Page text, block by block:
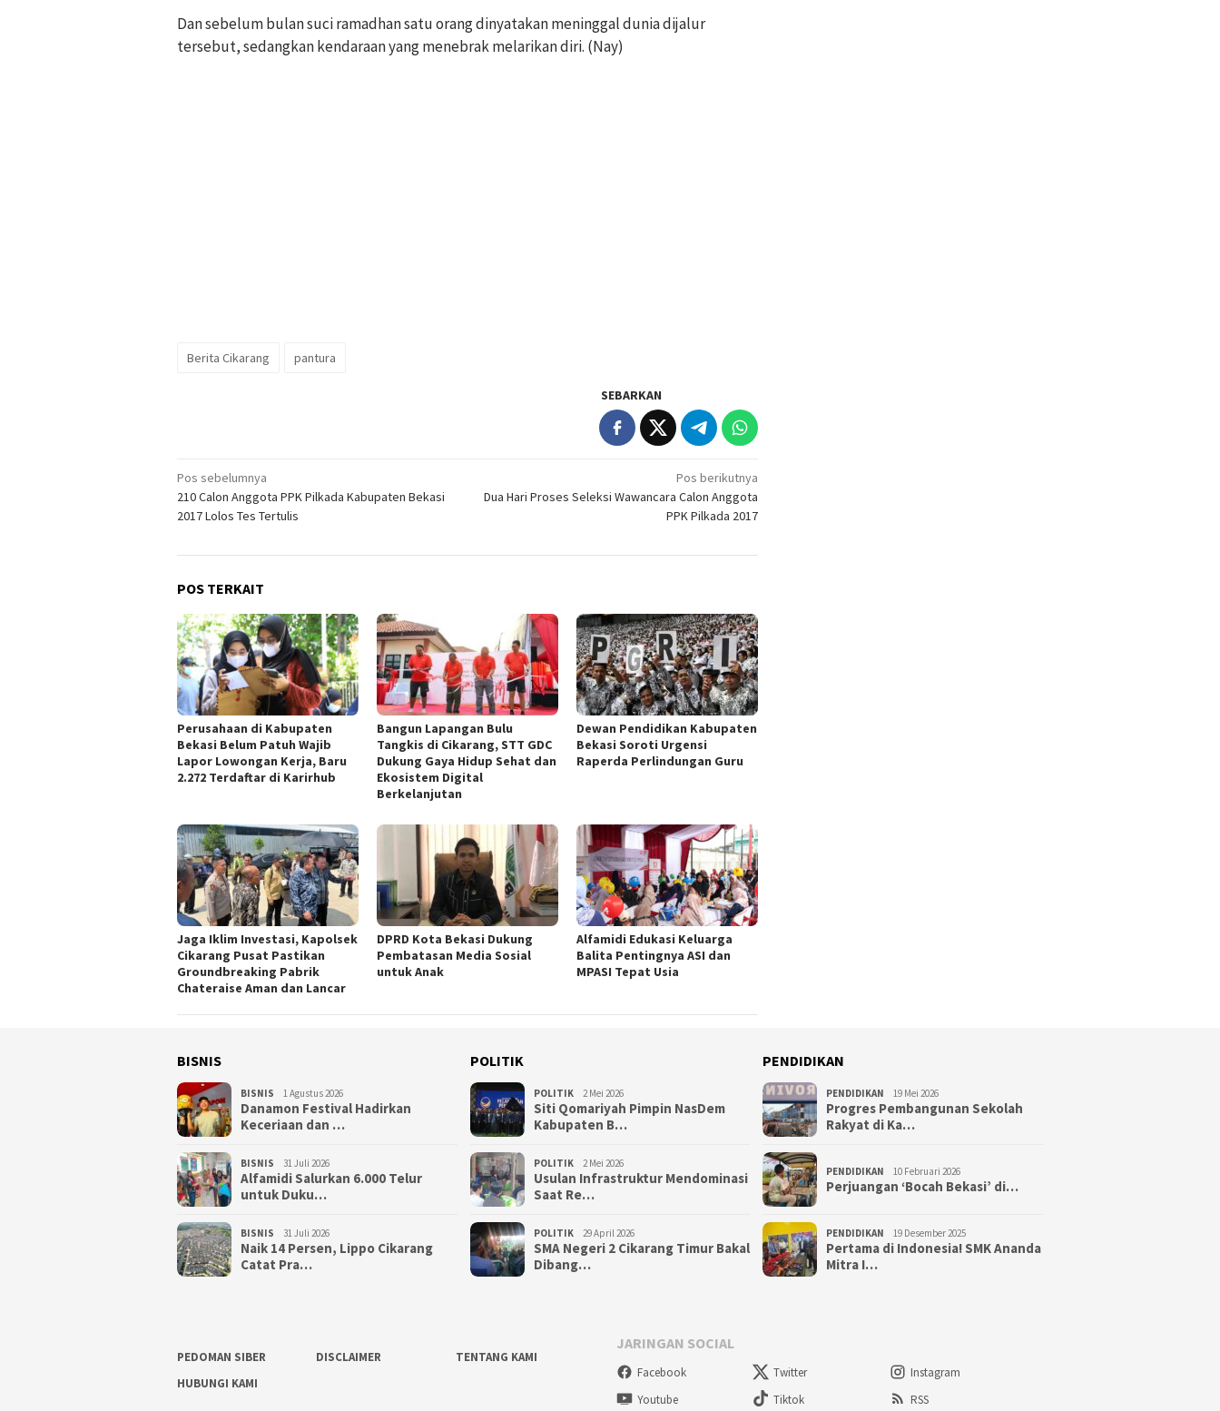
Dan sebelum bulan suci ramadhan satu orang dinyatakan meninggal dunia dijalur
tersebut, sedangkan kendaraan yang menebrak melarikan diri. (Nay)
Berita Cikarang pantura
SEBARKAN
Navigasi
pos
Pos sebelumnya
210 Calon Anggota PPK Pilkada Kabupaten Bekasi
2017 Lolos Tes Tertulis
Pos berikutnya
Dua Hari Proses Seleksi Wawancara Calon Anggota
PPK Pilkada 2017
POS TERKAIT
Perusahaan di Kabupaten
Bekasi Belum Patuh Wajib
Lapor Lowongan Kerja, Baru
2.272 Terdaftar di Karirhub
Bangun Lapangan Bulu
Tangkis di Cikarang, STT GDC
Dukung Gaya Hidup Sehat dan
Ekosistem Digital
Berkelanjutan
Dewan Pendidikan Kabupaten
Bekasi Soroti Urgensi
Raperda Perlindungan Guru
Jaga Iklim Investasi, Kapolsek
Cikarang Pusat Pastikan
Groundbreaking Pabrik
Chateraise Aman dan Lancar
DPRD Kota Bekasi Dukung
Pembatasan Media Sosial
untuk Anak
Alfamidi Edukasi Keluarga
Balita Pentingnya ASI dan
MPASI Tepat Usia
BISNIS
BISNIS 1 Agustus 2026
Danamon Festival Hadirkan
Keceriaan dan …
BISNIS 31 Juli 2026
Alfamidi Salurkan 6.000 Telur
untuk Duku…
BISNIS 31 Juli 2026
Naik 14 Persen, Lippo Cikarang
Catat Pra…
POLITIK
POLITIK 2 Mei 2026
Siti Qomariyah Pimpin NasDem
Kabupaten B…
POLITIK 2 Mei 2026
Usulan Infrastruktur Mendominasi
Saat Re…
POLITIK 29 April 2026
SMA Negeri 2 Cikarang Timur Bakal
Dibang…
PENDIDIKAN
PENDIDIKAN 19 Mei 2026
Progres Pembangunan Sekolah
Rakyat di Ka…
PENDIDIKAN 10 Februari 2026
Perjuangan ‘Bocah Bekasi’ di…
PENDIDIKAN 19 Desember 2025
Pertama di Indonesia! SMK Ananda
Mitra I…
PEDOMAN SIBER DISCLAIMER
TENTANG KAMI
HUBUNGI KAMI
JARINGAN SOCIAL
Facebook Twitter
Instagram
Youtube
Tiktok RSS